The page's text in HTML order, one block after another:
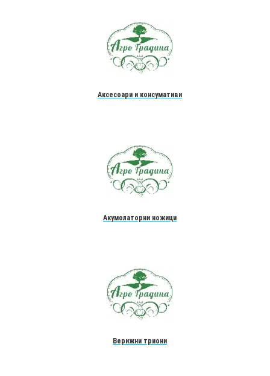
Аксесоари и консумативи
Акумолаторни ножици
Верижни триони